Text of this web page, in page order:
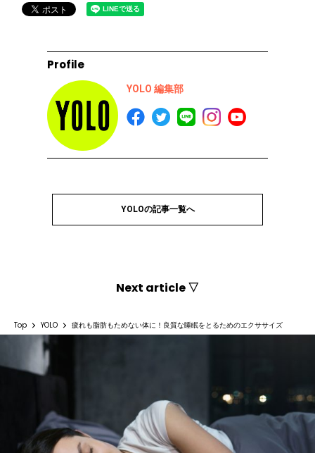
Profile
YOLO 編集部
YOLOの記事一覧へ
Next article ▽
Top YOLO 疲れも脂肪もためない体に！良質な睡眠をとるためのエクササイズ